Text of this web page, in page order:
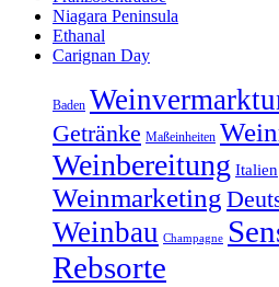
Niagara Peninsula
Ethanal
Carignan Day
Baden
Getränke Maßeinheiten
Weinbereitung Italien
Weinmarketing
Weinbau Champagne
Rebsorte